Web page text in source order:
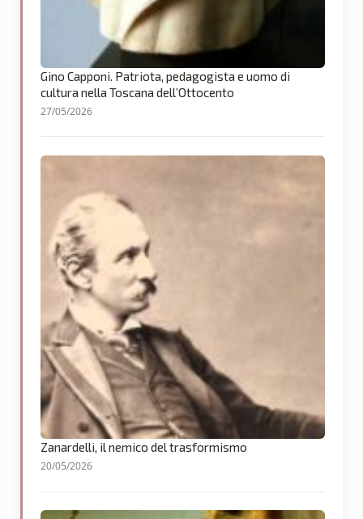
Gino Capponi. Patriota, pedagogista e uomo di
cultura nella Toscana dell’Ottocento
27/05/2026
Zanardelli, il nemico del trasformismo
20/05/2026